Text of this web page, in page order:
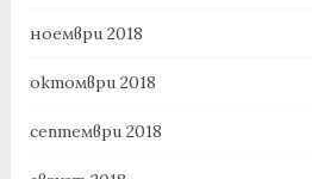
ноември 2018
октомври 2018
септември 2018